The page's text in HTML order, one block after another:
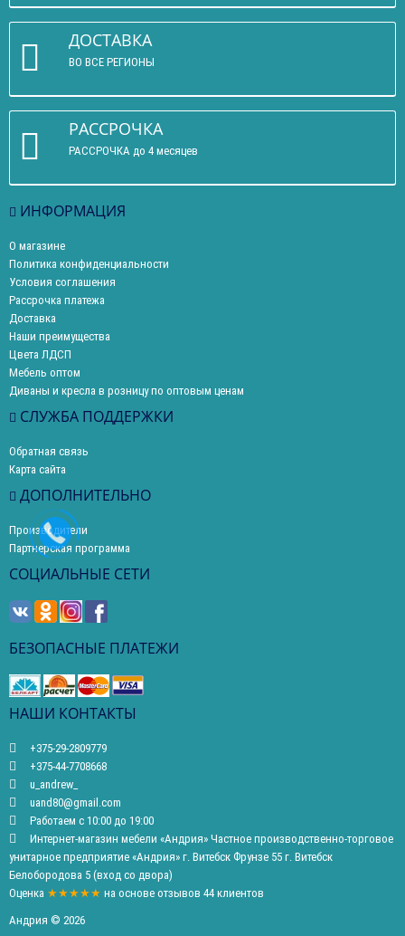
ДОСТАВКА
ВО ВСЕ РЕГИОНЫ
РАССРОЧКА
РАССРОЧКА до 4 месяцев
ИНФОРМАЦИЯ
О магазине
Политика конфиденциальности
Условия соглашения
Рассрочка платежа
Доставка
Наши преимущества
Цвета ЛДСП
Мебель оптом
Диваны и кресла в розницу по оптовым ценам
СЛУЖБА ПОДДЕРЖКИ
Обратная связь
Карта сайта
ДОПОЛНИТЕЛЬНО
Производители
Партнерская программа
СОЦИАЛЬНЫЕ СЕТИ
БЕЗОПАСНЫЕ ПЛАТЕЖИ
НАШИ КОНТАКТЫ
+375-29-2809779
+375-44-7708668
u_andrew_
uand80@gmail.com
Работаем с 10:00 до 19:00
Интернет-магазин мебели «Андрия» Частное производственно-торговое
унитарное предприятие «Андрия» г. Витебск Фрунзе 55 г. Витебск
Белобородова 5 (вход со двора)
Оценка ★★★★★ на основе отзывов 44 клиентов
Андрия © 2026